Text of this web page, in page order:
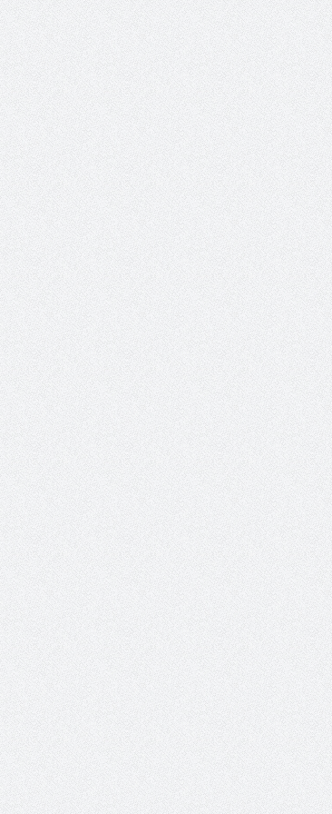
والمدير السابق للأكاديمية الأولمبية
في الامارات د . عبد الملك جاني :
منتدى ( اكتشاف المواهب
الاجتماعية ) فرصة للتوأمة بين
الرياضة والعمل الاجتماعي